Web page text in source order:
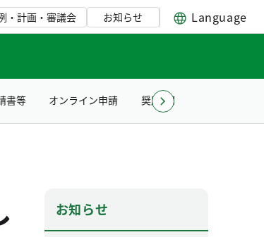
・計画・審議会 お知らせ Language
書等 オンライン申請 奨励賞贈呈式について
お知らせ